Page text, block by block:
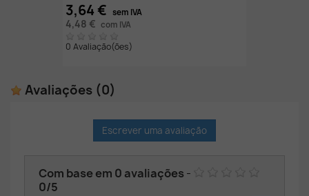
3,64 € sem IVA
4,48 € com IVA
0 Avaliação(ões)
Avaliações (0)
Escrever uma avaliação
Com base em 0 avaliações -
0/5